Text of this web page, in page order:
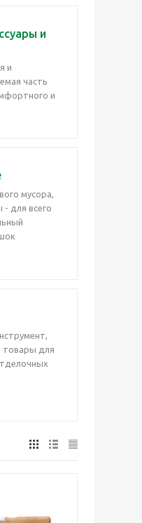
и
и
часть
и
мусора,
- для всего
товары для